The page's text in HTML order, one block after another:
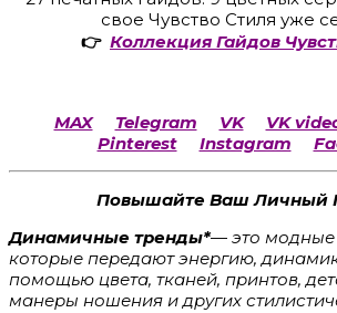
свое Чувство Стиля уже
👉 Коллекция Гайдов
MAX Telegram VK VK
Pinterest
Instagram
Повышайте Ваш Личный
Динамичные тренды*— это
которые передают энергию,
помощью цвета, тканей, принтов,
манеры ношения и других